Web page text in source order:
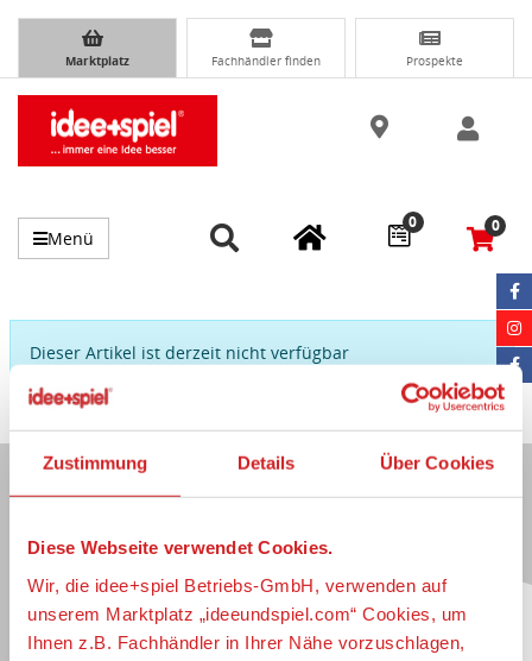
Zustimmung Details Über Cookies
Diese Webseite verwendet Cookies.
Wir, die idee+spiel Betriebs-GmbH, verwenden auf
unserem Marktplatz „ideeundspiel.com“ Cookies, um
Ihnen z.B. Fachhändler in Ihrer Nähe vorzuschlagen,
Marktplatz Fachhändler finden Prospekte
Menü
0 0
Dieser Artikel ist derzeit nicht verfügbar
Immer auf dem Laufenden...
Jetzt zum idee+spiel-Newsletter anmelden und
jederzeit widerruflich über spannendeNeuheiten,
zugkräftige
Gewinnspiele , limitierte
Exklusivartikel
und interessante
Schnäppchen
immer als erster
informiert sein.